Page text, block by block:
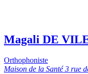
Magali DE
Orthophoniste
Maison de la Santé 3 rue